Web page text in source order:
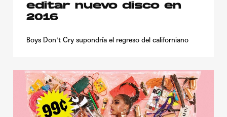
editar nuevo disco en
2016
Boys Don't Cry supondría el regreso del californiano